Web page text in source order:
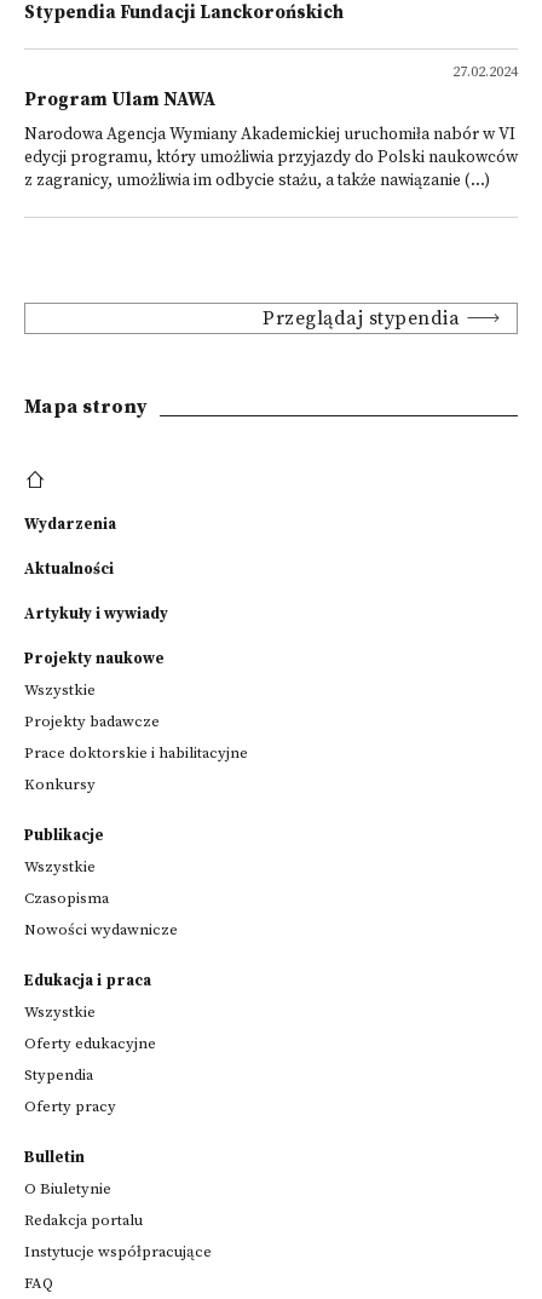
Stypendia Fundacji Lanckorońskich
27.02.2024
Program Ulam NAWA
Narodowa Agencja Wymiany Akademickiej uruchomiła nabór w VI
edycji programu, który umożliwia przyjazdy do Polski naukowców
z zagranicy, umożliwia im odbycie stażu, a także nawiązanie (...)
Przeglądaj stypendia
Mapa strony
Wydarzenia
Aktualności
Artykuły i wywiady
Projekty naukowe
Wszystkie
Projekty badawcze
Prace doktorskie i habilitacyjne
Konkursy
Publikacje
Wszystkie
Czasopisma
Nowości wydawnicze
Edukacja i praca
Wszystkie
Oferty edukacyjne
Stypendia
Oferty pracy
Bulletin
O Biuletynie
Redakcja portalu
Instytucje współpracujące
FAQ